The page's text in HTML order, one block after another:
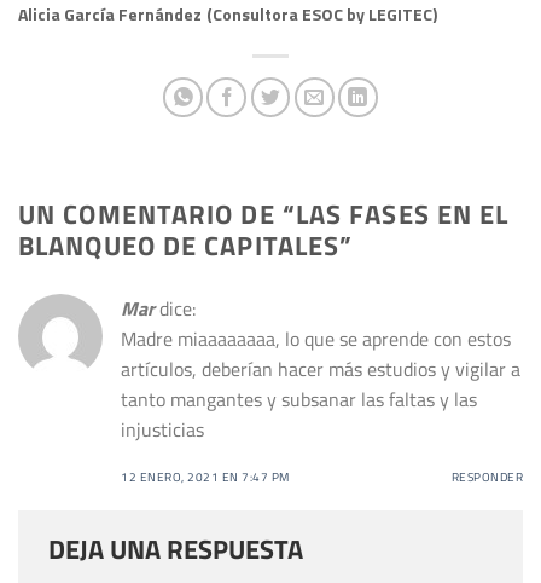
Alicia García Fernández (Consultora ESOC by LEGITEC)
UN COMENTARIO DE “LAS FASES EN EL
BLANQUEO DE CAPITALES”
Mardice:
Madre miaaaaaaaa, lo que se aprende con estos
artículos, deberían hacer más estudios y vigilar a
tanto mangantes y subsanar las faltas y las
injusticias
12 ENERO, 2021 EN 7:47 PM RESPONDER
DEJA UNA RESPUESTA